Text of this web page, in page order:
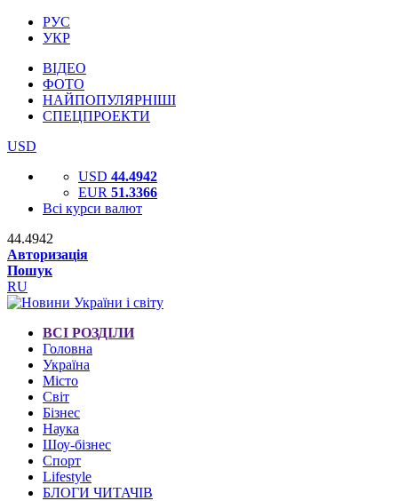
РУС
УКР
ВІДЕО
ФОТО
НАЙПОПУЛЯРНІШІ
СПЕЦПРОЕКТИ
USD
USD 44.4942
EUR 51.3366
Всі курси валют
44.4942
Авторизація
Пошук
RU
ВСІ РОЗДІЛИ
Головна
Україна
Місто
Світ
Бізнес
Наука
Шоу-бізнес
Спорт
Lifestyle
БЛОГИ ЧИТАЧІВ